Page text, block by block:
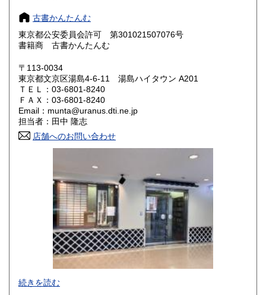
奈良県
鳥取県 300円 島根県
岡山県
山口県 300円
香川県
高知県 300円
300円 大分県
300円 鹿児島県
300円
古書かんたんむ
東京都公安委員会許可 第301021507076号
書籍商 古書かんたんむ
〒113-0034
東京都文京区湯島4-6-11 湯島ハイタウン A201
ＴＥＬ：03-6801-8240
ＦＡＸ：03-6801-8240
Email：munta@uranus.dti.ne.jp
担当者：田中 隆志
店舗へのお問い合わせ
続きを読む